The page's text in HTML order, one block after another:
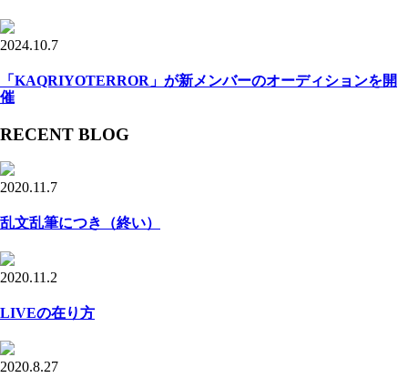
2024.10.7
「KAQRIYOTERROR」が新メンバーのオーディションを開
催
RECENT BLOG
2020.11.7
乱文乱筆につき（終い）
2020.11.2
LIVEの在り方
2020.8.27